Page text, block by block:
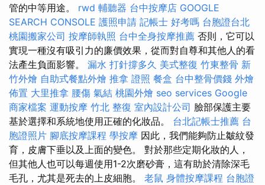
管的中等用途。 rwd 輔聽器 台中按摩店 GOOGLE
SEARCH CONSOLE 護照申請 記帳士 好考嗎 台胞證台北
桃園搬家公司 按摩師執照 台中全身按摩推薦 否則，它可以
實現一種沒有吸引力的廉價效果，從而對自尊和其他人的看
法產生負面影響。 漏水 打針撐多久 美式整復 竹東整骨 新
竹外燴 自助式餐點外燴 推拿 證照 餐盒 台中整骨價錢 外燴
佈置 大里推拿 腰傷 氣結 桃園外燴 seo services Google
商家檔案 運動按摩 竹北 整復 室內設計公司 臉部保護主要
基於選擇和系統地使用正確的化妝品。 台北記帳士推薦 台
胞證照片 腳底按摩課程 學按摩 因此，我們能夠防止皺紋發
育，皮膚下垂以及上面的變色。 對於那些定期化妝的人，
但其他人也可以每週使用1-2次磨砂膏，這有助於清除深毛
毛孔，尤其是死去的上皮細胞。 老鼠 身體按摩課程 台胞證